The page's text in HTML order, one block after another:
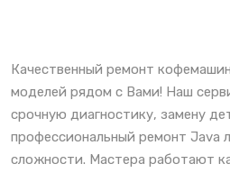
Качественный ремонт
моделей рядом с Вами! Наш
срочную диагностику, замену
профессиональный ремонт Java
сложности. Мастера работают